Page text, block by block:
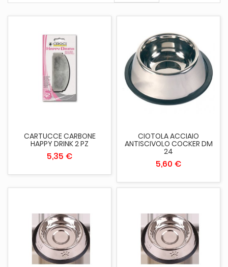
CARTUCCE CARBONE
HAPPY DRINK 2 PZ
5,35 €
CIOTOLA ACCIAIO
ANTISCIVOLO COCKER DM
24
5,60 €